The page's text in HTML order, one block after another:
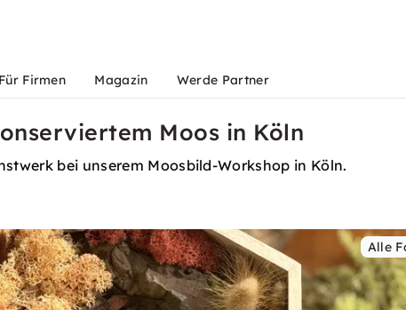
Für Firmen Magazin Werde Partner
Moos in Köln
bei unserem Moosbild-Workshop in Köln.
Alle